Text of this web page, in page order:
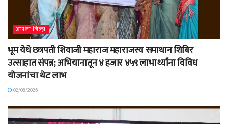
आपला जिल्हा
भूम येथे छत्रपती शिवाजी महाराज महाराजस्व समाधान शिबिर
उत्साहात संपन्न; अभियानातून ४ हजार ४५९ लाभार्थ्यांना विविध
योजनांचा थेट लाभ
02/08/2026